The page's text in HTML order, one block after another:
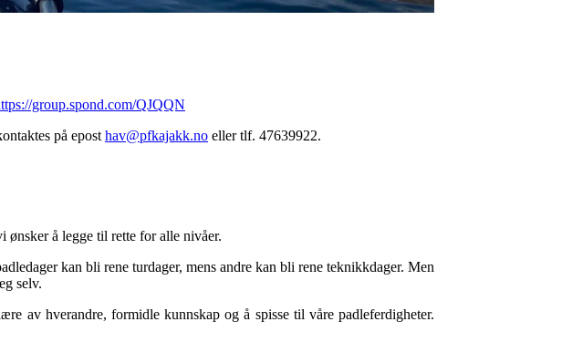
group.spond.com/QJQQN
på epost hav@pfkajakk.no eller tlf. 47639922.
å legge til rette for alle nivåer.
kan bli rene turdager, mens andre kan bli rene teknikkdager. Men
selv.
av hverandre, formidle kunnskap og å spisse til våre padleferdigheter.